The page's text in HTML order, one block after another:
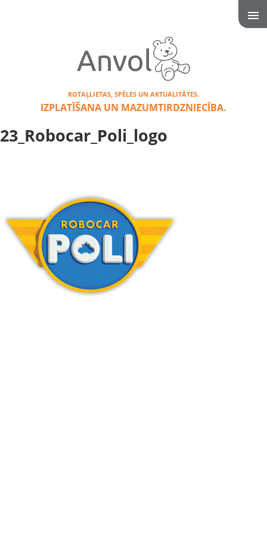
ROTAĻLIETAS, SPĒLES UN AKTUALITĀTES.
IZPLATĪŠANA UN MAZUMTIRDZNIECĪBA.
23_Robocar_Poli_logo